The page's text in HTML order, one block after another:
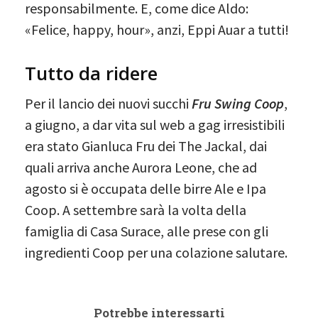
responsabilmente. E, come dice Aldo:
«Felice, happy, hour», anzi, Eppi Auar a tutti!
Tutto da ridere
Per il lancio dei nuovi succhi Fru Swing Coop,
a giugno, a dar vita sul web a gag irresistibili
era stato Gianluca Fru dei The Jackal, dai
quali arriva anche Aurora Leone, che ad
agosto si è occupata delle birre Ale e Ipa
Coop. A settembre sarà la volta della
famiglia di Casa Surace, alle prese con gli
ingredienti Coop per una colazione salutare.
Potrebbe interessarti